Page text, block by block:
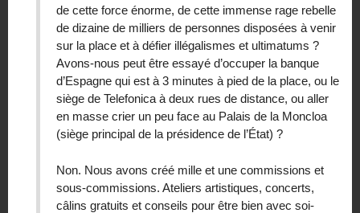
de cette force énorme, de cette immense rage rebelle
de dizaine de milliers de personnes disposées à venir
sur la place et à défier illégalismes et ultimatums ?
Avons-nous peut être essayé d’occuper la banque
d’Espagne qui est à 3 minutes à pied de la place, ou le
siège de Telefonica à deux rues de distance, ou aller
en masse crier un peu face au Palais de la Moncloa
(siège principal de la présidence de l’État) ?
Non. Nous avons créé mille et une commissions et
sous-commissions. Ateliers artistiques, concerts,
câlins gratuits et conseils pour être bien avec soi-